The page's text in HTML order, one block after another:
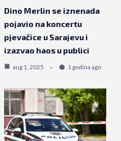
Dino Merlin se iznenada
pojavio na koncertu
pjevačice u Sarajevu i
izazvao haos u publici
aug 1, 2025 1 godina ago